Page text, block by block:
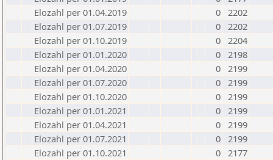
Elozahl per 01.04.2019
0 2202
Elozahl per 01.07.2019
0 2202
Elozahl per 01.10.2019
0 2204
Elozahl per 01.01.2020
0 2198
Elozahl per 01.04.2020
0 2199
Elozahl per 01.07.2020
0 2199
Elozahl per 01.10.2020
0 2199
Elozahl per 01.01.2021
0 2199
Elozahl per 01.04.2021
0 2199
Elozahl per 01.07.2021
0 2199
Elozahl per 01.10.2021
0 2177